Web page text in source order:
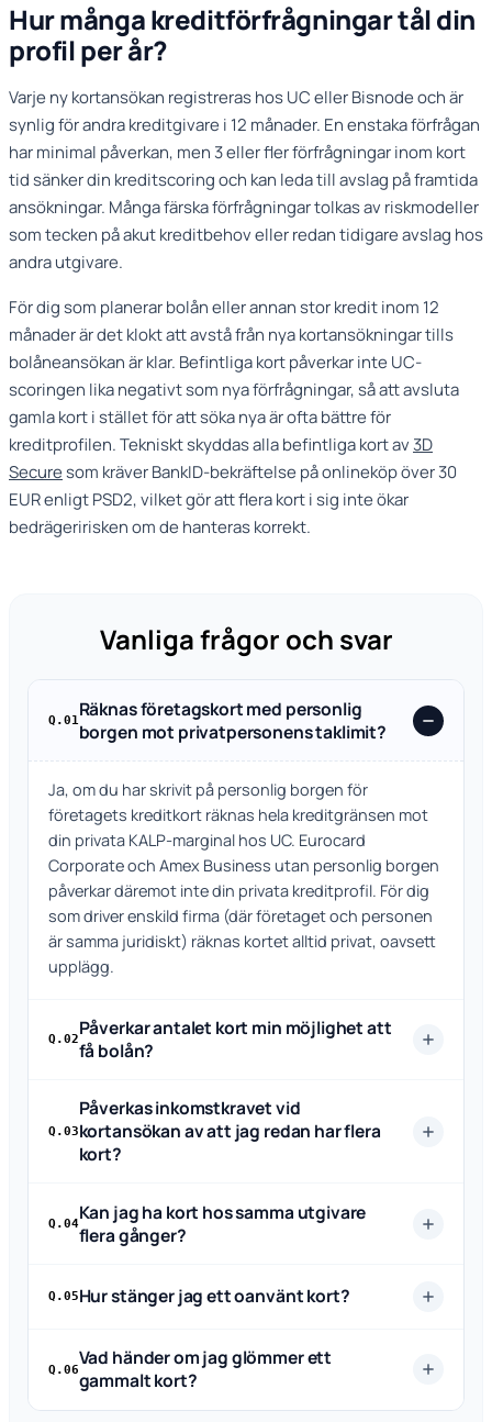
Hur många kreditförfrågningar tål din
profil per år?
Varje ny kortansökan registreras hos UC eller Bisnode och är
synlig för andra kreditgivare i 12 månader. En enstaka förfrågan
har minimal påverkan, men 3 eller fler förfrågningar inom kort
tid sänker din kreditscoring och kan leda till avslag på framtida
ansökningar. Många färska förfrågningar tolkas av riskmodeller
som tecken på akut kreditbehov eller redan tidigare avslag hos
andra utgivare.
För dig som planerar bolån eller annan stor kredit inom 12
månader är det klokt att avstå från nya kortansökningar tills
bolåneansökan är klar. Befintliga kort påverkar inte UC-
scoringen lika negativt som nya förfrågningar, så att avsluta
gamla kort i stället för att söka nya är ofta bättre för
kreditprofilen. Tekniskt skyddas alla befintliga kort av 3D
Securesom kräver BankID-bekräftelse på onlineköp över 30
EUR enligt PSD2, vilket gör att flera kort i sig inte ökar
bedrägeririsken om de hanteras korrekt.
Vanliga frågor och svar
Q.01Räknas företagskort med personlig
borgen mot privatpersonens taklimit?
Ja, om du har skrivit på personlig borgen för
företagets kreditkort räknas hela kreditgränsen mot
din privata KALP-marginal hos UC. Eurocard
Corporate och Amex Business utan personlig borgen
påverkar däremot inte din privata kreditprofil. För dig
som driver enskild firma (där företaget och personen
är samma juridiskt) räknas kortet alltid privat, oavsett
upplägg.
Q.02Påverkar antalet kort min möjlighet att
få bolån?
Q.03
Påverkas inkomstkravet vid
kortansökan av att jag redan har flera
kort?
Q.04Kan jag ha kort hos samma utgivare
flera gånger?
Q.05Hur stänger jag ett oanvänt kort?
Q.06Vad händer om jag glömmer ett
gammalt kort?